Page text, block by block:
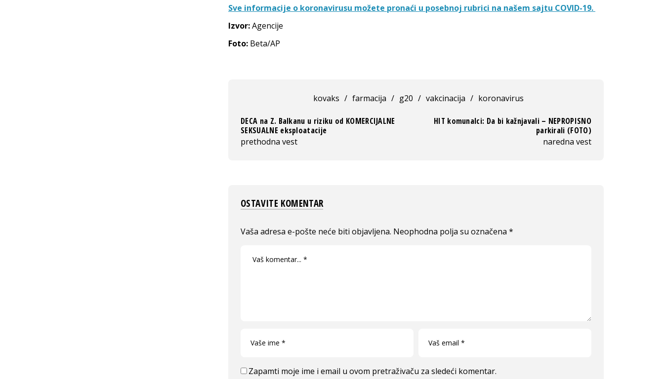
Sve informacije o koronavirusu možete pronaći u posebnoj rubrici na našem sajtu COVID-19.
Izvor:Agencije
Foto: Beta/AP
kovaks / farmacija / g20 / vakcinacija / koronavirus
DECA na Z. Balkanu u riziku od KOMERCIJALNE
SEKSUALNE eksploatacije
prethodna vest
HIT komunalci: Da bi kažnjavali – NEPROPISNO
parkirali (FOTO)
naredna vest
OSTAVITE KOMENTAR
Vaša adresa e-pošte neće biti objavljena. Neophodna polja su označena *
Zapamti moje ime i email u ovom pretraživaču za sledeći komentar.